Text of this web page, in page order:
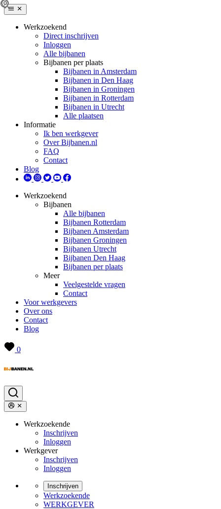
Werkzoekend
Direct inschrijven
Inloggen
Alle bijbanen
Bijbanen per plaats
Bijbanen in Amsterdam
Bijbanen in Den Haag
Bijbanen in Groningen
Bijbanen in Rotterdam
Bijbanen in Utrecht
Alle plaatsen
Informatie
Ik ben werkgever
Over Bijbanen.nl
FAQ
Contact
Blog
Werkzoekend
Bijbanen
Alle bijbanen
Bijbanen Rotterdam
Bijbanen Amsterdam
Bijbanen Groningen
Bijbanen Utrecht
Bijbanen Den Haag
Bijbanen per plaats
Meer
Veelgestelde vragen
Contact
Voor werkgevers
Over ons
Contact
Blog
0
Werkzoekende
Inschrijven
Inloggen
Werkgever
Inschrijven
Inloggen
Inschrijven
Werkzoekende
WERKGEVER